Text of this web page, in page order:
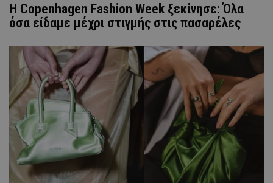
Η Copenhagen Fashion Week ξεκίνησε: Όλα
όσα είδαμε μέχρι στιγμής στις πασαρέλες